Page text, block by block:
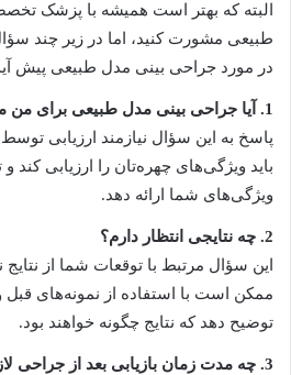
البته که بهتر است همیشه با پزشک
طبیعی مشورت کنید، اما در زیر چند
در مورد جراحی بینی مدل طبیعی پیش
1. آیا جراحی بینی مدل طبیعی برای من مناسب است؟
پاسخ به این سؤال نیازمند ارزیابی
باید ویژگی‌های چهره‌تان را ارزیابی
ویژگی‌های شما ارائه دهد.
2. چه نتایجی انتظار دارم؟
این سؤال مرتبط با توقعات شما از
ممکن است با استفاده از نمونه‌های قبل
توضیح دهد که نتایج چگونه خواهند بود.
3. چه مدت زمان بازیابی بعد از جراحی لازم است؟